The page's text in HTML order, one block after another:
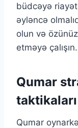
büdcəyə
əyləncə
olun və
etməyə çalışın.
Qumar
taktikaları
Qumar